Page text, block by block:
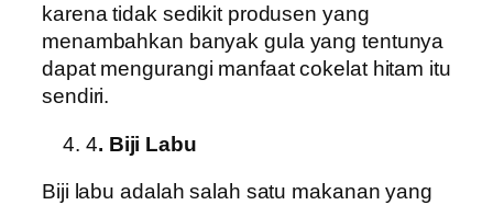
karena tidak sedikit produsen yang
menambahkan banyak gula yang tentunya
dapat mengurangi manfaat cokelat hitam itu
sendiri.
4. Biji Labu
Biji labu adalah salah satu makanan yang